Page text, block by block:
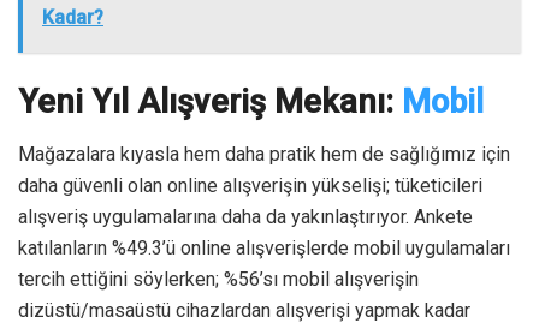
Kadar?
Yeni Yıl Alışveriş Mekanı: Mobil
Mağazalara kıyasla hem daha pratik hem de sağlığımız için
daha güvenli olan online alışverişin yükselişi; tüketicileri
alışveriş uygulamalarına daha da yakınlaştırıyor. Ankete
katılanların %49.3’ü online alışverişlerde mobil uygulamaları
tercih ettiğini söylerken; %56’sı mobil alışverişin
dizüstü/masaüstü cihazlardan alışverişi yapmak kadar